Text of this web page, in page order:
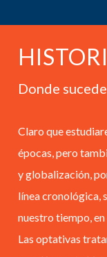
Donde
Claro que
épocas, pero
y globalización,
línea cronológica,
nuestro tiempo,
Las optativas